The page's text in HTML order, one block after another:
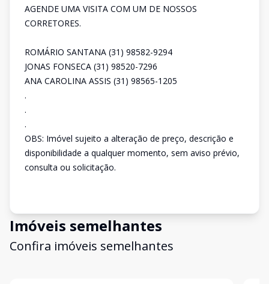
AGENDE UMA VISITA COM UM DE NOSSOS
CORRETORES.
ROMÁRIO SANTANA (31) 98582-9294
JONAS FONSECA (31) 98520-7296
ANA CAROLINA ASSIS (31) 98565-1205
.
.
.
OBS: Imóvel sujeito a alteração de preço, descrição e
disponibilidade a qualquer momento, sem aviso prévio,
consulta ou solicitação.
Imóveis semelhantes
Confira imóveis semelhantes